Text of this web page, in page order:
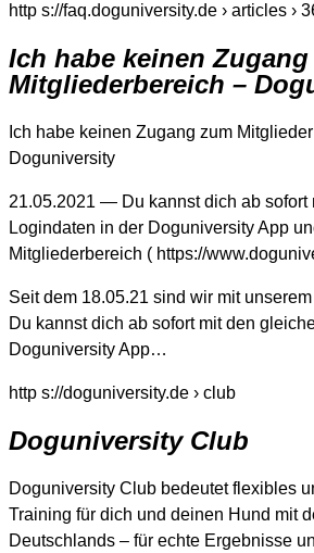
http s://faq.doguniversity.de › articles ›
Ich habe keinen
Mitgliederbereich –
Ich habe keinen Zugang zum
Doguniversity
21.05.2021 — Du kannst dich ab sofort
Logindaten in der Doguniversity App
Mitgliederbereich ( https://
Seit dem 18.05.21 sind wir mit
Du kannst dich ab sofort mit den
Doguniversity App…
http s://doguniversity.de › club
Doguniversity Club
Doguniversity Club bedeutet flexibles
Training für dich und deinen Hund mit
Deutschlands – für echte Ergebnisse